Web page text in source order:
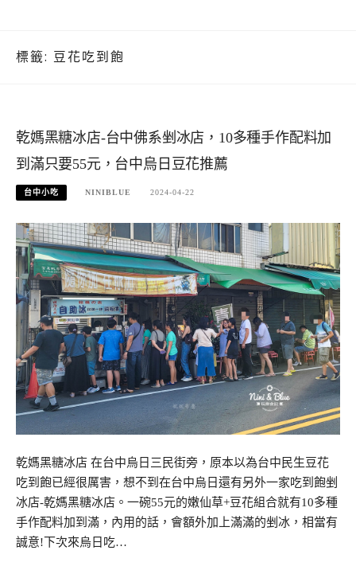
標籤: 豆花吃到飽
乾媽黑糖冰店-台中佛系剉冰店，10多種手作配料加
到滿只要55元，台中烏日豆花推薦
台中小吃 NINIBLUE 2024-04-22
乾媽黑糖冰店 在台中烏日三民街旁，原本以為台中民生豆花
吃到飽已經很厲害，想不到在台中烏日還有另外一家吃到飽剉
冰店-乾媽黑糖冰店。一碗55元的嫩仙草+豆花組合就有10多種
手作配料加到滿，內用的話，會額外加上滿滿的剉冰，相當有
誠意!下次來烏日吃…